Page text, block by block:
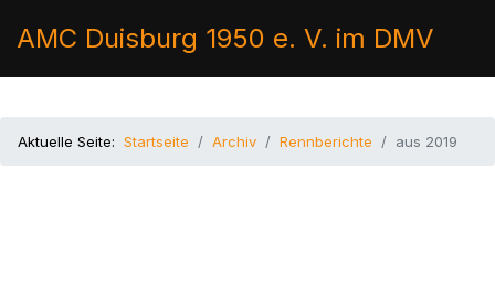
AMC Duisburg 1950 e. V. im DMV
Aktuelle Seite: Startseite Archiv Rennberichte aus 2019